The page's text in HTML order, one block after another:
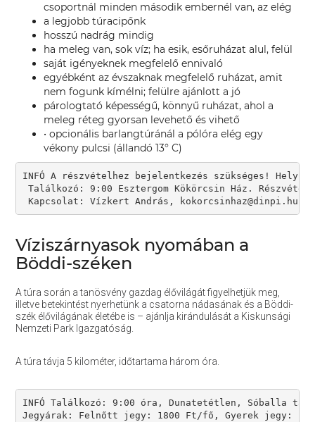
csoportnál minden második embernél van, az elég
a legjobb túracipőnk
hosszú nadrág mindig
ha meleg van, sok víz; ha esik, esőruházat alul, felül
saját igényeknek megfelelő ennivaló
egyébként az évszaknak megfelelő ruházat, amit
nem fogunk kímélni; felülre ajánlott a jó
párologtató képességű, könnyű ruházat, ahol a
meleg réteg gyorsan levehető és vihető
• opcionális barlangtúránál a pólóra elég egy
vékony pulcsi (állandó 13° C)
INFÓ A részvételhez bejelentkezés szükséges!
Találkozó: 9:00 Esztergom Kökörcsin Ház.
Kapcsolat: Vízkert András, kokorcsinhaz@dinpi.hu,
Víziszárnyasok nyomában a
Böddi-széken
A túra során a tanösvény gazdag élővilágát figyelhetjük meg,
illetve betekintést nyerhetünk a csatorna nádasának és a Böddi-
szék élővilágának életébe is – ajánlja kirándulását a Kiskunsági
Nemzeti Park Igazgatóság.
A túra távja 5 kilométer, időtartama három óra.
INFÓ Találkozó: 9:00 óra, Dunatetétlen, Sóballa
Jegyárak: Felnőtt jegy: 1800 Ft/fő, Gyerek jegy: